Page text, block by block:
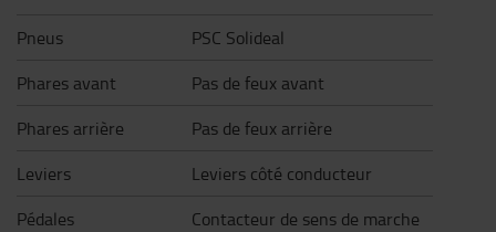
Pneus
PSC Solideal
Phares avant
Pas de feux avant
Phares arrière
Pas de feux arrière
Leviers
Leviers côté conducteur
Pédales
Contacteur de sens de marche